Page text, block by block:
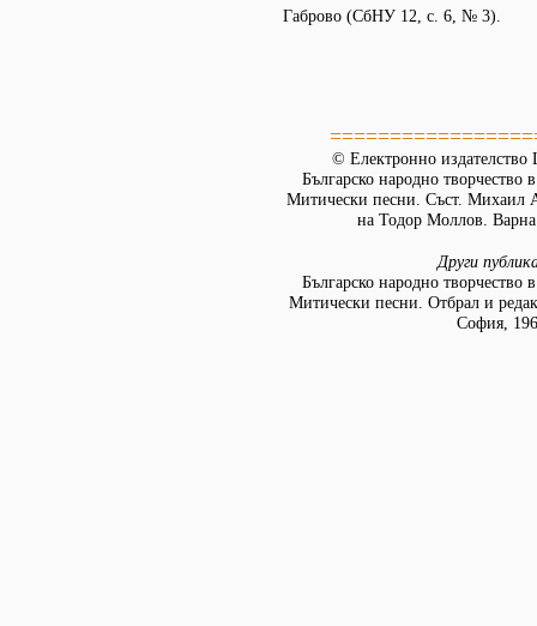
Габрово (СбНУ 12, с. 6, № 3).
© Електронно издателство
Българско народно творчество
Митически песни. Съст. Михаил
на Тодор Моллов.
Други
Българско народно творчество
Митически песни. Отбрал и
София,